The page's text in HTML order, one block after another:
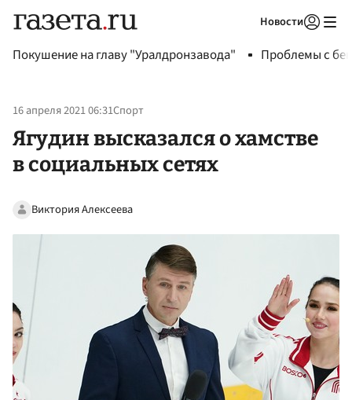
Новости
Покушение на главу "Уралдронзавода" Проблемы с
16 апреля 2021 06:31Спорт
Ягудин высказался о хамстве
в социальных сетях
Виктория Алексеева